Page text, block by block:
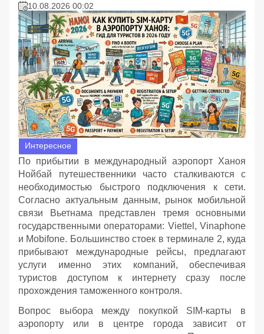
10.08.2026 00:02
Интересное
По прибытии в международный аэропорт Ханоя
Нойбай путешественники часто сталкиваются с
необходимостью быстрого подключения к сети.
Согласно актуальным данным, рынок мобильной
связи Вьетнама представлен тремя основными
государственными операторами: Viettel, Vinaphone
и Mobifone. Большинство стоек в терминале 2, куда
прибывают международные рейсы, предлагают
услуги именно этих компаний, обеспечивая
туристов доступом к интернету сразу после
прохождения таможенного контроля.
Вопрос выбора между покупкой SIM-карты в
аэропорту или в центре города зависит от